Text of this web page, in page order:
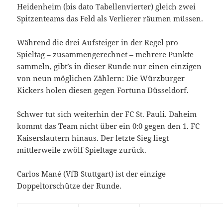
Heidenheim (bis dato Tabellenvierter) gleich zwei
Spitzenteams das Feld als Verlierer räumen müssen.
Während die drei Aufsteiger in der Regel pro
Spieltag – zusammengerechnet – mehrere Punkte
sammeln, gibt’s in dieser Runde nur einen einzigen
von neun möglichen Zählern: Die Würzburger
Kickers holen diesen gegen Fortuna Düsseldorf.
Schwer tut sich weiterhin der FC St. Pauli. Daheim
kommt das Team nicht über ein 0:0 gegen den 1. FC
Kaiserslautern hinaus. Der letzte Sieg liegt
mittlerweile zwölf Spieltage zurück.
Carlos Mané (VfB Stuttgart) ist der einzige
Doppeltorschütze der Runde.